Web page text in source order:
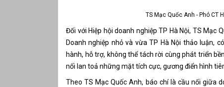
TS Mạc Quốc Anh - Phó CT
Đối với Hiệp hội doanh nghiệp TP Hà Nội, TS Mạc
Doanh nghiệp nhỏ và vừa TP Hà Nội thảo luận,
hành, hỗ trợ, không thể tách rời cùng phát triển
nối lan toả những mặt tích cực, gương điển hình
Theo TS Mạc Quốc Anh, báo chí là cầu nối giữa